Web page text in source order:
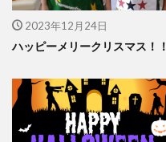
2023年12月24日
ハッピーメリークリスマス！！